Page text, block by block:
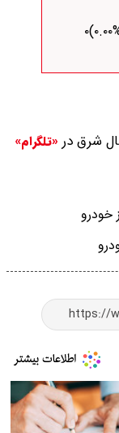
شرق در «تلگرام»
خودرو